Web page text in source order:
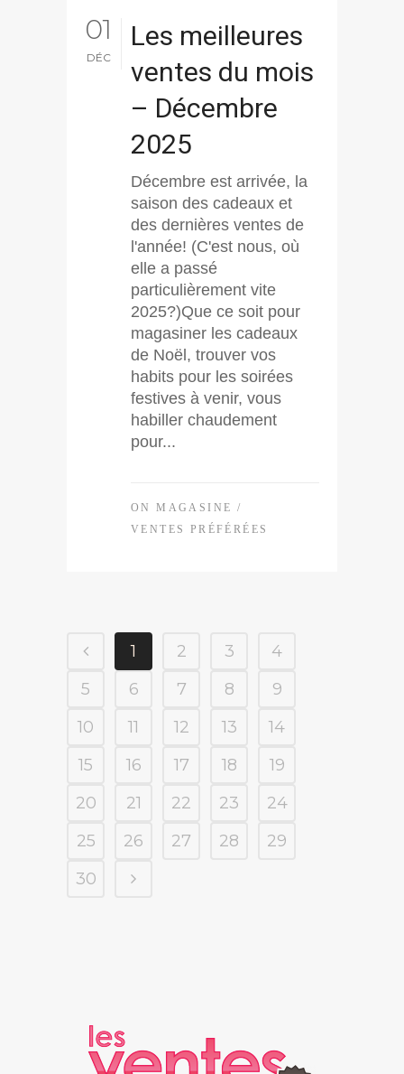
01
DÉC
Les meilleures
ventes du mois
– Décembre
2025
Décembre est arrivée, la
saison des cadeaux et
des dernières ventes de
l'année! (C'est nous, où
elle a passé
particulièrement vite
2025?)Que ce soit pour
magasiner les cadeaux
de Noël, trouver vos
habits pour les soirées
festives à venir, vous
habiller chaudement
pour...
ON MAGASINE /
VENTES PRÉFÉRÉES
1 2 3
4
5
6 7 8
9
10
11 12 13
14
15
16 17 18
19
20
21 22 23
24
25
26 27 28
29
30